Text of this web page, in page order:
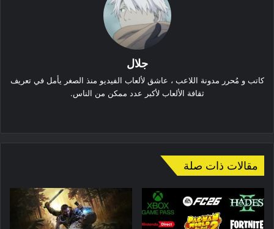
جلال
كاتب و مُحرر مدونة اللاعب ، عاشق لألعاب الفيديو منذ الصغر يأمل في تعريف
ثقافة الألعاب لأكبر عدد ممكن من الناس.
مقالات ذات صلة